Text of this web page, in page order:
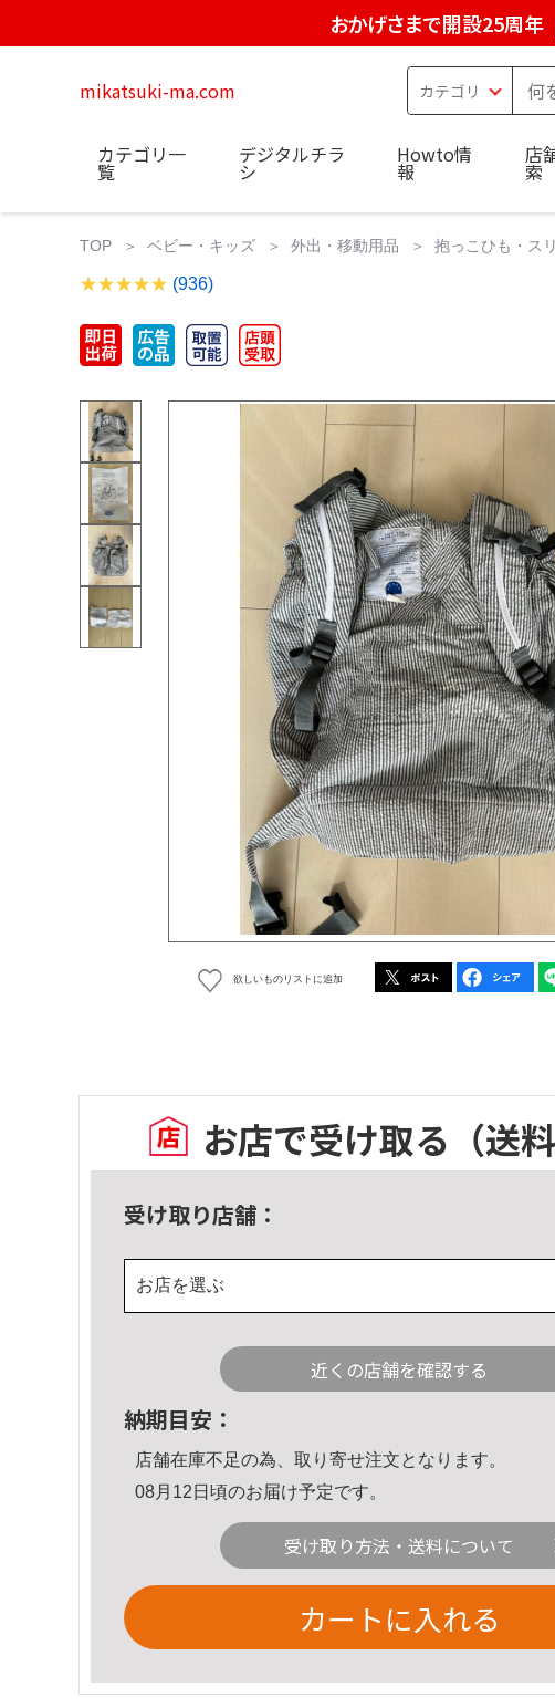
おかげさまで開設25周年
mikatsuki-ma.com
カテゴリ一
覧
デジタルチラ
シ
Howto情
報
店
索
TOP ベビー・キッズ 外出・移動用品 抱っこひも・ス
(936)
欲しいものリストに追加
お店で受け取る （送
受け取り店舗：
お店を選ぶ
近くの店舗を確認する
納期目安：
店舗在庫不足の為、取り寄せ注文となります。
08月12日頃のお届け予定です。
受け取り方法・送料について
カートに入れる